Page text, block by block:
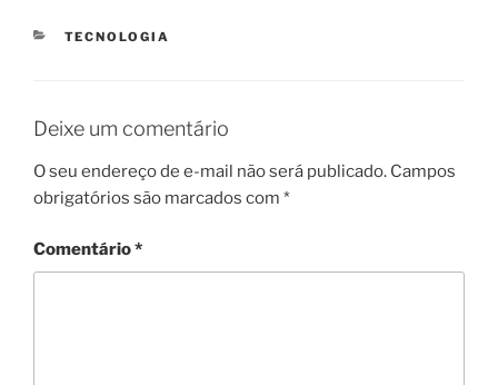
CATEGORIAS
TECNOLOGIA
Deixe um comentário
O seu endereço de e-mail não será publicado. Campos
obrigatórios são marcados com *
Comentário*